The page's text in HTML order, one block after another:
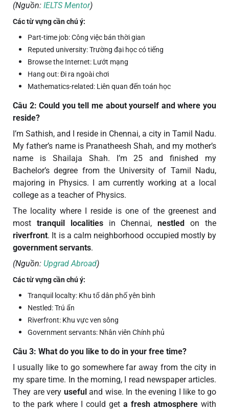
(Nguồn: IELTS Mentor)
Các từ vựng cần chú ý:
Part-time job: Công việc bán thời gian
Reputed university: Trường đại học có tiếng
Browse the Internet: Lướt mạng
Hang out: Đi ra ngoài chơi
Mathematics-related: Liên quan đến toán học
Câu 2: Could you tell me about yourself and where you
reside?
I’m Sathish, and I reside in Chennai, a city in Tamil Nadu.
My father’s name is Pranatheesh Shah, and my mother’s
name is Shailaja Shah. I’m 25 and finished my
Bachelor’s degree from the University of Tamil Nadu,
majoring in Physics. I am currently working at a local
college as a teacher of Physics.
The locality where I reside is one of the greenest and
most tranquil localitiesin Chennai,nestled
on the
riverfront. It is a calm neighborhood occupied mostly by
government servants.
(Nguồn: Upgrad Abroad)
Các từ vựng cần chú ý:
Tranquil localty: Khu tổ dân phố yên bình
Nestled: Trú ẩn
Riverfront: Khu vực ven sông
Government servants: Nhân viên Chính phủ
Câu 3: What do you like to do in your free time?
I usually like to go somewhere far away from the city in
my spare time. In the morning, I read newspaper articles.
They are very useful and wise. In the evening I like to go
to the park where I could get a fresh atmosphere with